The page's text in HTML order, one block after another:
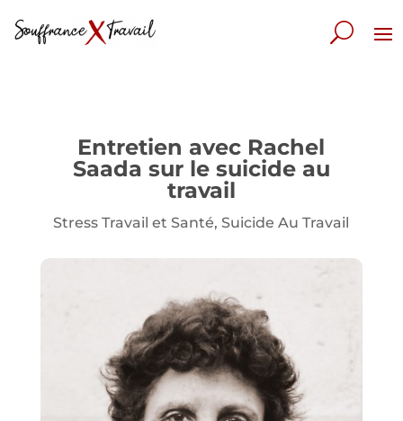
Entretien avec Rachel
Saada sur le suicide au
travail
Stress Travail et Santé,Suicide Au Travail